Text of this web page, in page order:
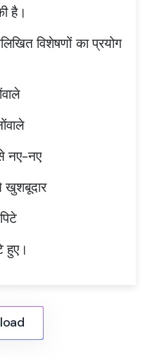
है।
विशेषणों का प्रयोग
नए-नए
खुशबूदार